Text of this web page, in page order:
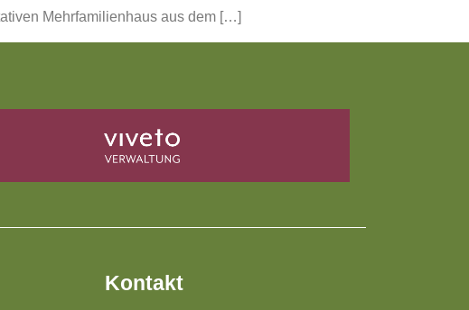
Mehrfamilienhaus aus dem […]
Kontakt